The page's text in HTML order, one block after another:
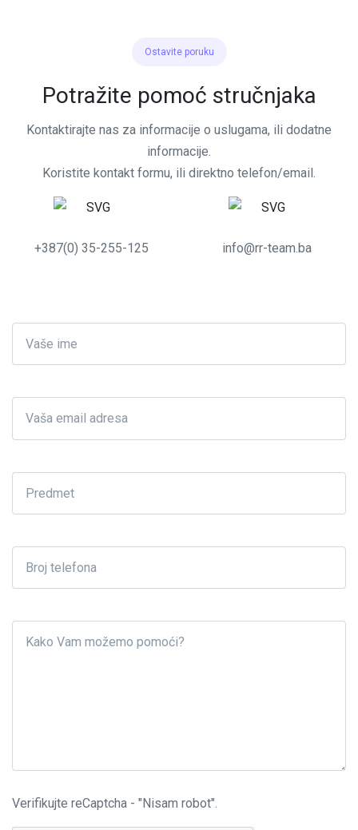
Ostavite poruku
Potražite pomoć stručnjaka
Kontaktirajte nas za informacije o uslugama, ili dodatne
informacije.
Koristite kontakt formu, ili direktno telefon/email.
+387(0) 35-255-125 info@rr-team.ba
Verifikujte reCaptcha - "Nisam robot".